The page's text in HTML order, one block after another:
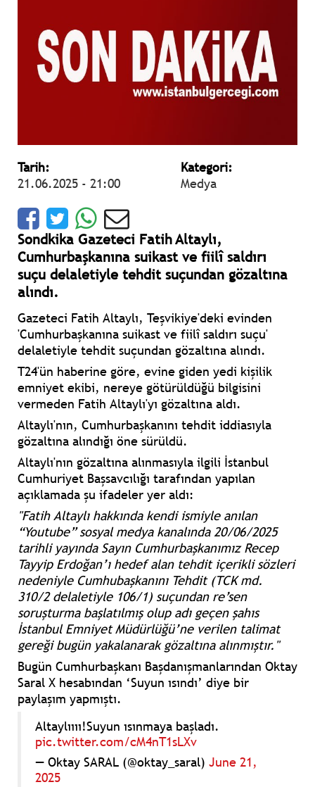
Tarih:
21.06.2025 - 21:00
Kategori:
Medya
Sondkika Gazeteci Fatih Altaylı,
Cumhurbaşkanına suikast ve fiilî saldırı
suçu delaletiyle tehdit suçundan gözaltına
alındı.
Gazeteci Fatih Altaylı, Teşvikiye'deki evinden
'Cumhurbaşkanına suikast ve fiilî saldırı suçu'
delaletiyle tehdit suçundan gözaltına alındı.
T24'ün haberine göre, evine giden yedi kişilik
emniyet ekibi, nereye götürüldüğü bilgisini
vermeden Fatih Altaylı'yı gözaltına aldı.
Altaylı'nın, Cumhurbaşkanını tehdit iddiasıyla
gözaltına alındığı öne sürüldü.
Altaylı'nın gözaltına alınmasıyla ilgili İstanbul
Cumhuriyet Başsavcılığı tarafından yapılan
açıklamada şu ifadeler yer aldı:
"Fatih Altaylı hakkında kendi ismiyle anılan
“Youtube” sosyal medya kanalında 20/06/2025
tarihli yayında Sayın Cumhurbaşkanımız Recep
Tayyip Erdoğan’ı hedef alan tehdit içerikli sözleri
nedeniyle Cumhubaşkanını Tehdit (TCK md.
310/2 delaletiyle 106/1) suçundan re’sen
soruşturma başlatılmış olup adı geçen şahıs
İstanbul Emniyet Müdürlüğü’ne verilen talimat
gereği bugün yakalanarak gözaltına alınmıştır."
Bugün Cumhurbaşkanı Başdanışmanlarından Oktay
Saral X hesabından ‘Suyun ısındı’ diye bir
paylaşım yapmıştı.
Altaylıııı!Suyun ısınmaya başladı.
pic.twitter.com/cM4nT1sLXv
— Oktay SARAL (@oktay_saral) June 21,
2025